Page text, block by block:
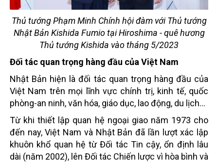
Thủ tướng Phạm Minh Chính hội đàm với Thủ tướng
Nhật Bản Kishida Fumio tại Hiroshima - quê hương
Thủ tướng Kishida vào tháng 5/2023
Đối tác quan trọng hàng đầu của Việt Nam
Nhật Bản hiện là đối tác quan trọng hàng đầu của
Việt Nam trên mọi lĩnh vực chính trị, kinh tế, quốc
phòng-an ninh, văn hóa, giáo dục, lao động, du lịch…
Từ khi thiết lập quan hệ ngoại giao năm 1973 cho
đến nay, Việt Nam và Nhật Bản đã lần lượt xác lập
khuôn khổ quan hệ từ Đối tác Tin cậy, ổn định lâu
dài (năm 2002), lên Đối tác Chiến lược vì hòa bình và